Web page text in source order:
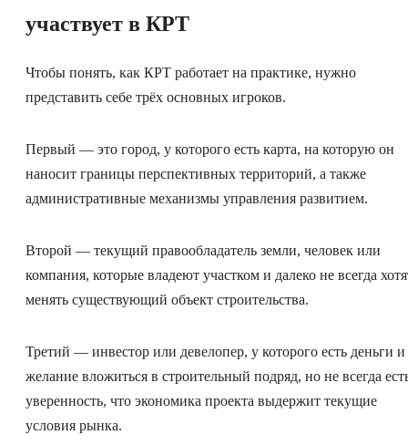
участвует в КРТ
Чтобы понять, как КРТ работает на практике, нужно
представить себе трёх основных игроков.
Первый — это город, у которого есть карта, на которую он
наносит границы перспективных территорий, а также
административные механизмы управления развитием.
Второй — текущий правообладатель земли, человек или
компания, которые владеют участком и далеко не всегда
менять существующий объект строительства.
Третий — инвестор или девелопер, у которого есть деньги и
желание вложиться в строительный подряд, но не всегда
уверенность, что экономика проекта выдержит текущие
условия рынка.